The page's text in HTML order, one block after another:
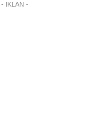
- IKLAN -